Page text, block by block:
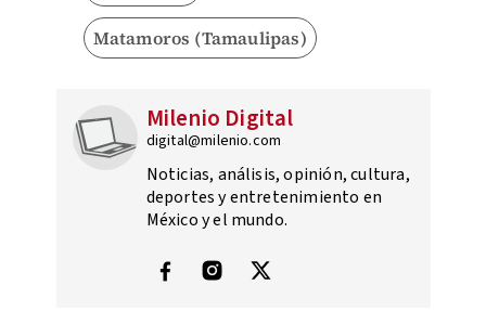
Matamoros (Tamaulipas)
Milenio Digital
digital@milenio.com
Noticias, análisis, opinión, cultura,
deportes y entretenimiento en
México y el mundo.